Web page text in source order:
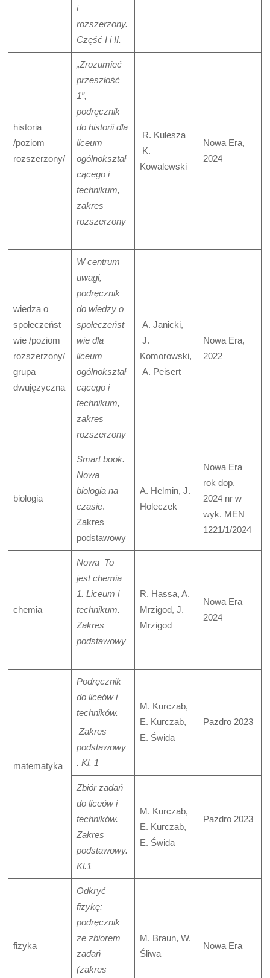
i
rozszerzony.
Część I i II.
historia
/poziom
rozszerzony/
„Zrozumieć
przeszłość
1”,
podręcznik
do historii dla
liceum
ogólnokształ
cącego i
technikum,
zakres
rozszerzony
R. Kulesza
K.
Kowalewski
Nowa Era,
2024
wiedza o
społeczeńst
wie /poziom
rozszerzony/
grupa
dwujęzyczna
W centrum
uwagi,
podręcznik
do wiedzy o
społeczeńst
wie dla
liceum
ogólnokształ
cącego i
technikum,
zakres
rozszerzony
A. Janicki,
J.
Komorowski,
A. Peisert
Nowa Era,
2022
biologia
Smart book.
Nowa
biologia na
czasie.
Zakres
podstawowy
A. Helmin, J.
Holeczek
Nowa Era
rok dop.
2024 nr w
wyk. MEN
1221/1/2024
chemia
Nowa To
jest chemia
1. Liceum i
technikum.
Zakres
podstawowy
R. Hassa, A.
Mrzigod, J.
Mrzigod
Nowa Era
2024
matematyka
Podręcznik
do liceów i
techników.
Zakres
podstawowy
. Kl. 1
M. Kurczab,
E. Kurczab,
E. Świda
Pazdro 2023
Zbiór zadań
do liceów i
techników.
Zakres
podstawowy.
Kl.1
M. Kurczab,
E. Kurczab,
E. Świda
Pazdro 2023
fizyka
Odkryć
fizykę:
podręcznik
ze zbiorem
zadań
(zakres
M. Braun, W.
Śliwa
Nowa Era